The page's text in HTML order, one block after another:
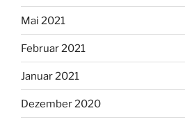
Mai 2021
Februar 2021
Januar 2021
Dezember 2020